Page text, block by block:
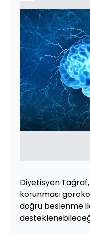
Diyetisyen Tağraf,
korunması
doğru beslenme